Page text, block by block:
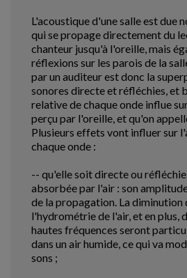
L'acoustique d'une salle est due
qui se propage directement du
chanteur jusqu'à l'oreille, mais
réflexions sur les parois de la
par un auditeur est donc la
sonores directe et réfléchies, et
relative de chaque onde influe
perçu par l'oreille, et qu'on
Plusieurs effets vont influer sur
chaque onde :
-- qu'elle soit directe ou
absorbée par l'air : son
de la propagation. La diminution
l'hydrométrie de l'air, et en plus,
hautes fréquences seront
dans un air humide, ce qui va
sons ;